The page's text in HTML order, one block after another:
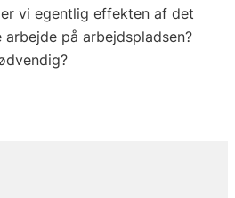
vi egentlig effekten af det
arbejde på arbejdspladsen?